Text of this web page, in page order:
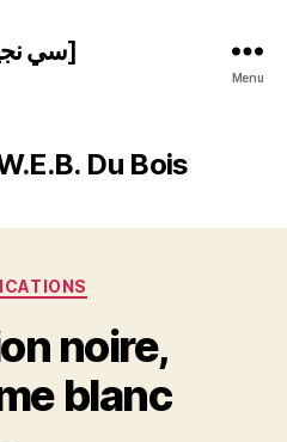
[سي نجيب]
Menu
Du Bois
Catégories
noire,
blanc
a
r
S